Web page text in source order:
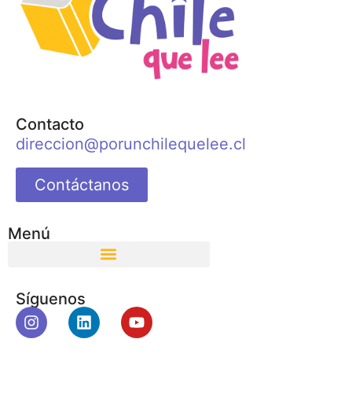
Contacto
direccion@porunchilequelee.cl
Contáctanos
Menú
Síguenos